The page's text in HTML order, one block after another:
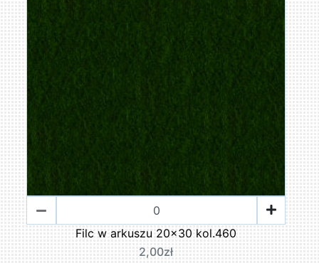
Filc w arkuszu 20x30 kol.460
2,00zł